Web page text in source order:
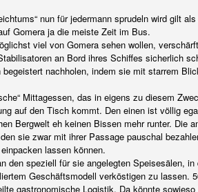
nun für jedermann sprudeln wird gilt
Gomera ja die meiste Zeit im Bus.
viel von Gomera sehen wollen,
an Bord ihres Schiffes sicherlich
nachholen, indem sie mit starrem
Mittagessen, das in eigens zu diesem
auf den Tisch kommt. Den einen ist völlig
Bergwelt eh keinen Bissen mehr runter. Die
sie zwar mit ihrer Passage pauschal
lassen können.
den speziell für sie angelegten Speisesälen,
Geschäftsmodell verköstigen zu lassen.
gastronomische Logistik. Da könnte